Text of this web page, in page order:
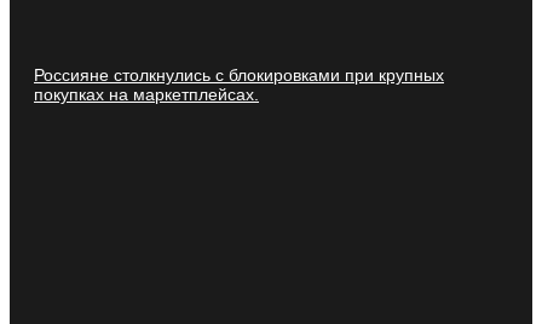
Россияне столкнулись с блокировками при крупных
покупках на маркетплейсах.